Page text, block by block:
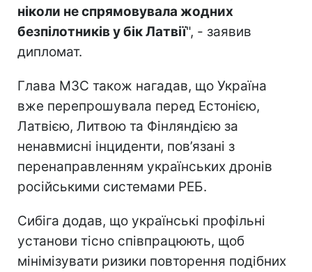
ніколи не спрямовувала жодних
безпілотників у бік Латвії", - заявив
дипломат.
Глава МЗС також нагадав, що Україна
вже перепрошувала перед Естонією,
Латвією, Литвою та Фінляндією за
ненавмисні інциденти, пов’язані з
перенаправленням українських дронів
російськими системами РЕБ.
Сибіга додав, що українські профільні
установи тісно співпрацюють, щоб
мінімізувати ризики повторення подібних